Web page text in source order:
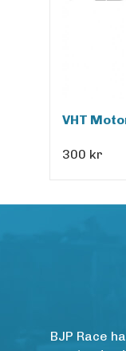
VHT
300 kr
BJP Race